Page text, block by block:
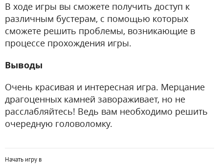
В ходе игры вы сможете получить доступ к
различным бустерам, с помощью которых
сможете решить проблемы, возникающие в
процессе прохождения игры.
Выводы
Очень красивая и интересная игра. Мерцание
драгоценных камней завораживает, но не
расслабляйтесь! Ведь вам необходимо решить
очередную головоломку.
Начать игру в